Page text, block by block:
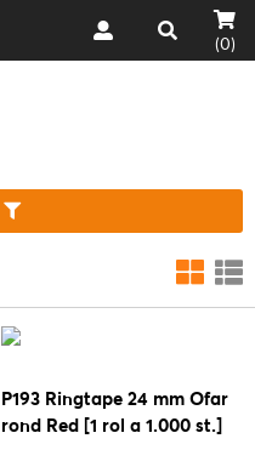
(0)
P193 Ringtape 24 mm Ofar
rond Red [1 rol a 1.000 st.]